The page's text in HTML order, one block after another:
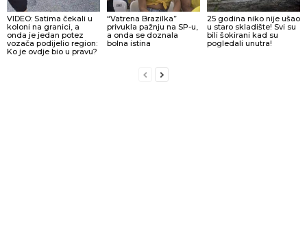
VIDEO: Satima čekali u
koloni na granici, a
onda je jedan potez
vozača podijelio region:
Ko je ovdje bio u pravu?
“Vatrena Brazilka”
privukla pažnju na SP-u,
a onda se doznala
bolna istina
25 godina niko nije ušao
u staro skladište! Svi su
bili šokirani kad su
pogledali unutra!